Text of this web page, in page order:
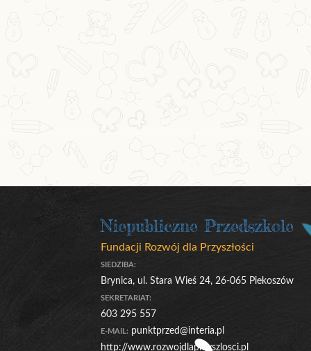
Niepubliczne Przedszkole
Fundacji Rozwój dla Przyszłości
SIEDZIBA:
Brynica, ul. Stara Wieś 24, 26-065 Piekoszów
SEKRETARIAT:
603 295 557
E-MAIL: punktprzed@interia.pl
http://www.rozwojdlaprzyszlosci.pl